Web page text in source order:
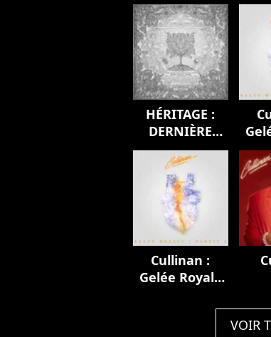
HÉRITAGE :
DERNIÈRE
EMPREINTE
Cullinan :
Gelée Royale
VOIR